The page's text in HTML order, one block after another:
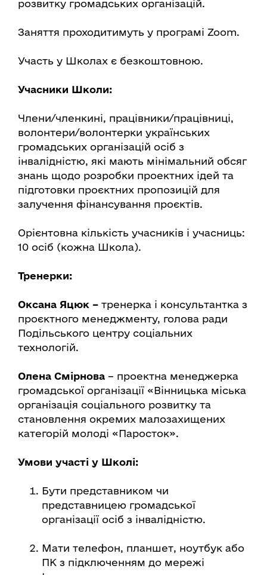
розвитку громадських організацій.
Заняття проходитимуть у програмі Zoom.
Участь у Школах є безкоштовною.
Учасники Школи:
Члени/членкині, працівники/працівниці,
волонтери/волонтерки українських
громадських організацій осіб з
інвалідністю, які мають мінімальний обсяг
знань щодо розробки проектних ідей та
підготовки проєктних пропозицій для
залучення фінансування проєктів.
Орієнтовна кількість учасників і учасниць:
10 осіб (кожна Школа).
Тренерки:
Оксана Яцюк – тренерка і консультантка з
проєктного менеджменту, голова ради
Подільського центру соціальних
технологій.
Олена Смірнова – проектна менеджерка
громадської організації «Вінницька міська
організація соціального розвитку та
становлення окремих малозахищених
категорій молоді «Паросток».
Умови участі у Школі:
Бути представником чи
представницею громадської
організації осіб з інвалідністю.
Мати телефон, планшет, ноутбук або
ПК з підключенням до мережі